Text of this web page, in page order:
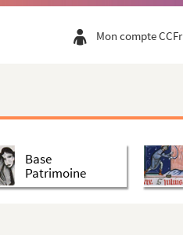
Mon compte CCFr
Base
Patrimoine
de Saint-Denis d'A...
Denis d'Anjou
Valmore à Paris daté...
Denis d'Anjou
de Saint-Denis ...
Paris
Saint-Denis d'Anjou